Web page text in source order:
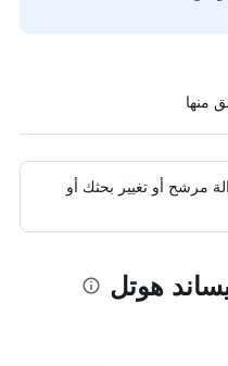
مرشح أو تغيير بحثك أو
هوتل